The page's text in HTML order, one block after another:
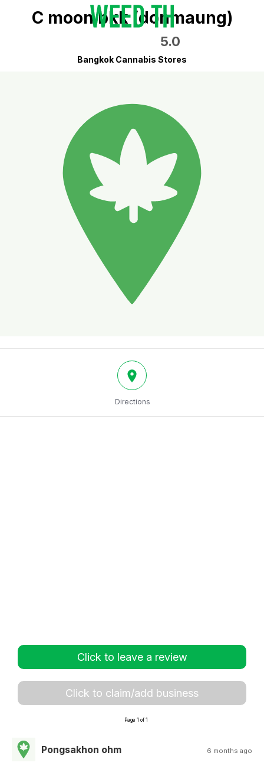
C moon bkk (donmaung)
5.0
Bangkok Cannabis Stores
Directions
Click to leave a review
Click to claim/add business
Page 1 of 1
Pongsakhon ohm 6 months ago